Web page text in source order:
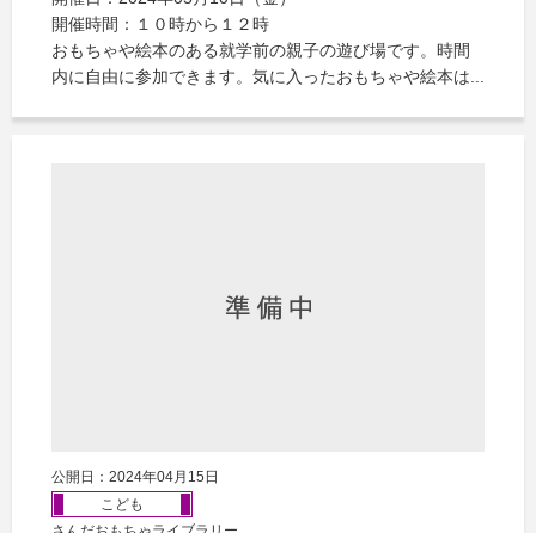
開催時間：１０時から１２時
おもちゃや絵本のある就学前の親子の遊び場です。時間
内に自由に参加できます。気に入ったおもちゃや絵本は...
公開日：2024年04月15日
こども